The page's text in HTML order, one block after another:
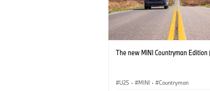
The new MINI Countryman
U25 · MINI · Countryman